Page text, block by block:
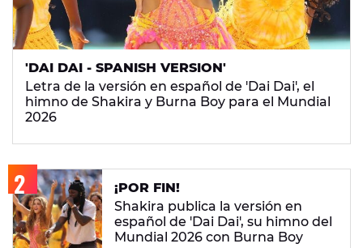
'DAI DAI - SPANISH VERSION'
Letra de la versión en español de 'Dai Dai', el
himno de Shakira y Burna Boy para el Mundial
2026
¡POR FIN!
Shakira publica la versión en
español de 'Dai Dai', su himno del
Mundial 2026 con Burna Boy